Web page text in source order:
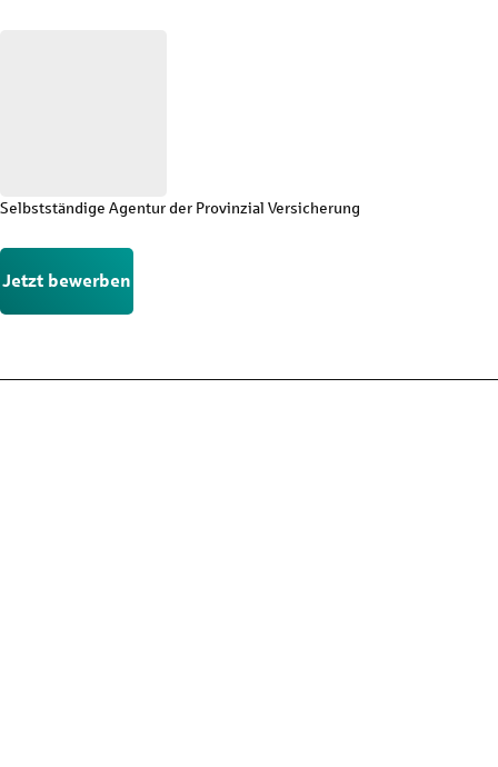
Selbstständige Agentur der Provinzial Versicherung
Jetzt bewerben